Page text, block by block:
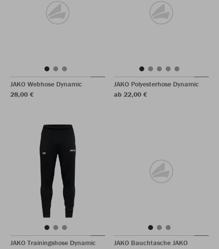
JAKO Webhose Dynamic
28,00 €
JAKO Polyesterhose Dynamic
ab 22,00 €
JAKO Trainingshose Dynamic
JAKO Bauchtasche JAKO